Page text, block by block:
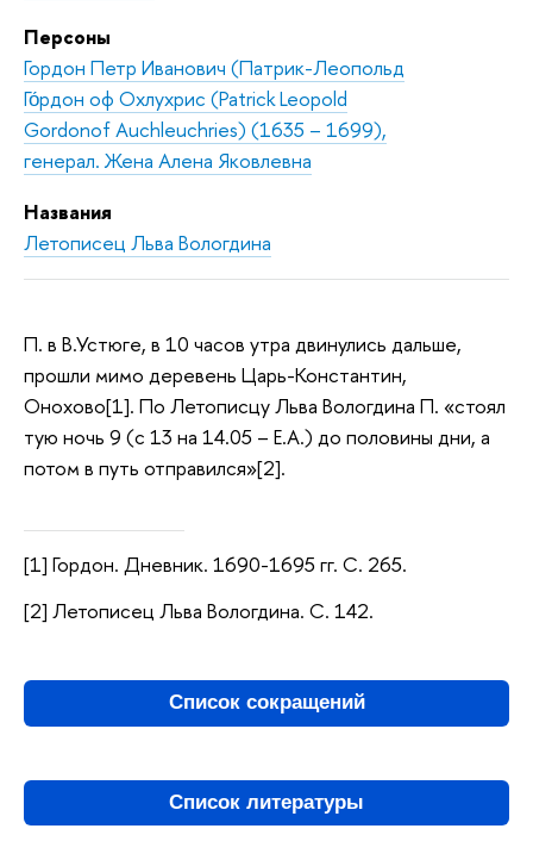
Персоны
Гордон Петр Иванович (Патрик-Леопольд
Го́рдон оф Охлухрис (Patrick Leopold
Gordonof Auchleuchries) (1635 – 1699),
генерал. Жена Алена Яковлевна
Названия
Летописец Льва Вологдина
П. в В.Устюге, в 10 часов утра двинулись дальше,
прошли мимо деревень Царь-Константин,
Онохово[1]. По Летописцу Льва Вологдина П. «стоял
тую ночь 9 (с 13 на 14.05 – Е.А.) до половины дни, а
потом в путь отправился»[2].
[1] Гордон. Дневник. 1690-1695 гг. С. 265.
[2] Летописец Льва Вологдина. С. 142.
Список сокращений
Список литературы